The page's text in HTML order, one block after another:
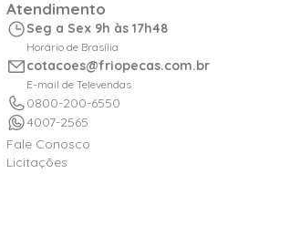
Atendimento
Seg a Sex 9h às 17h48
Horário de Brasília
cotacoes@friopecas.com.br
E-mail de Televendas
0800-200-6550
4007-2565
Fale Conosco
Licitações